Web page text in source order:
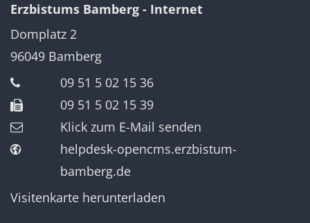
Erzbistums Bamberg - Internet
Domplatz 2
96049 Bamberg
09 51 5 02 15 36
09 51 5 02 15 39
Klick zum E-Mail senden
helpdesk-opencms.erzbistum-
bamberg.de
Visitenkarte herunterladen